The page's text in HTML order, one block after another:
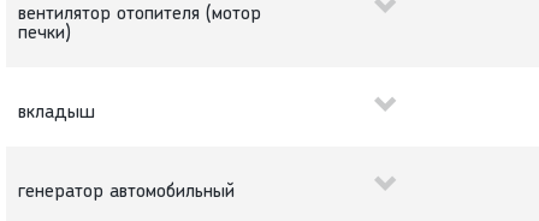
вентилятор отопителя (мотор
печки)
вкладыш
генератор автомобильный